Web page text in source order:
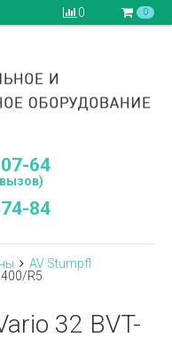
0 0
64
84
AV Stumpfl
R5
32 BVT-